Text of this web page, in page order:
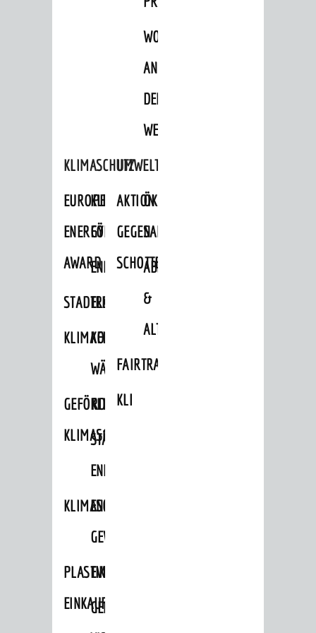
WOHNBEBAUUNG
AN
DER
WEINBERGSTRASSE
KLIMASCHUTZ
EUROPEAN
ENERGY
AWARD
KLIMASCHUTZ-
FÖRDERPROGRAMME
ENERGIEBERATUNG
STADTRADELN
ELEKTROMOBILITÄTSBERATUNG
KLIMAFITKOMMUNALE
WÄRMEPLANUNG
GEFÖRDERTE
KLIMASCHUTZMASSNAHMEN
KLIMASCHUTZKONZEPT
STÄDTISCHES
ENERGIEMANAGEMENT
KLIMASCHUTZKOMMISSION
ENERGIEKARAWANE
GEWERBE
PLASTIKTÜTENFREIE
EINKAUFSSTADT
EVENTS
GEMEINSAME
UMWELTSCHUTZ
AKTION
GEGEN
SCHOTTERGÄRTEN
ÖKOLOGISCHE
SANIERUNG/WAIDSEE
ABFALL
&
ALTLASTEN
FAIRTRADE
KLEIDERTAUSCHBÖRSE